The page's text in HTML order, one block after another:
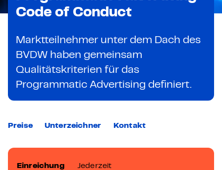
Code of Conduct
Marktteilnehmer unter dem Dach des
BVDW haben gemeinsam
Qualitätskriterien für das
Programmatic Advertising definiert.
Preise Unterzeichner Kontakt
Einreichung Jederzeit